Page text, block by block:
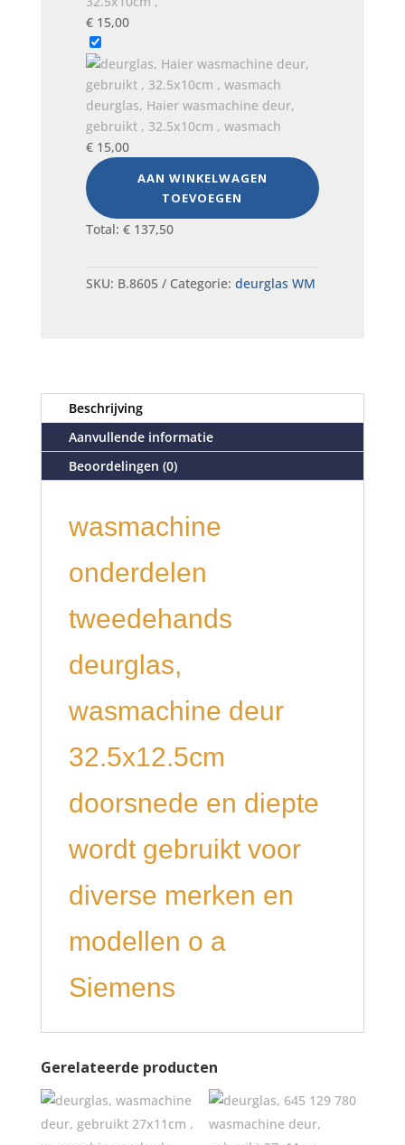
€15,00
deurglas, Haier wasmachine deur,
gebruikt , 32.5x10cm , wasmach
€15,00
AAN WINKELWAGEN
TOEVOEGEN
Total: €137,50
SKU: B.8605 Categorie: deurglas WM
Beschrijving
Aanvullende informatie
Beoordelingen (0)
wasmachine
onderdelen
tweedehands
deurglas,
wasmachine deur
32.5x12.5cm
doorsnede en diepte
wordt gebruikt voor
diverse merken en
modellen o a
Siemens
Gerelateerde producten